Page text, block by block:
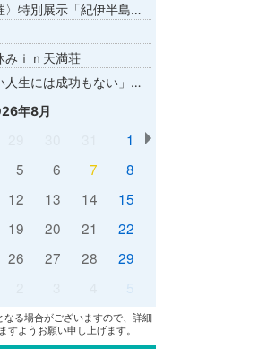
島大水害から１５年－あの日を忘れない－」
みｉｎ天満荘
功もない」講師：ＧＧ佐藤さん
年8月
1
5 6 7
8
12 13 14
15
19 20 21
22
26 27 28
29
5
る場合がございますので、詳細
すようお願い申し上げます。